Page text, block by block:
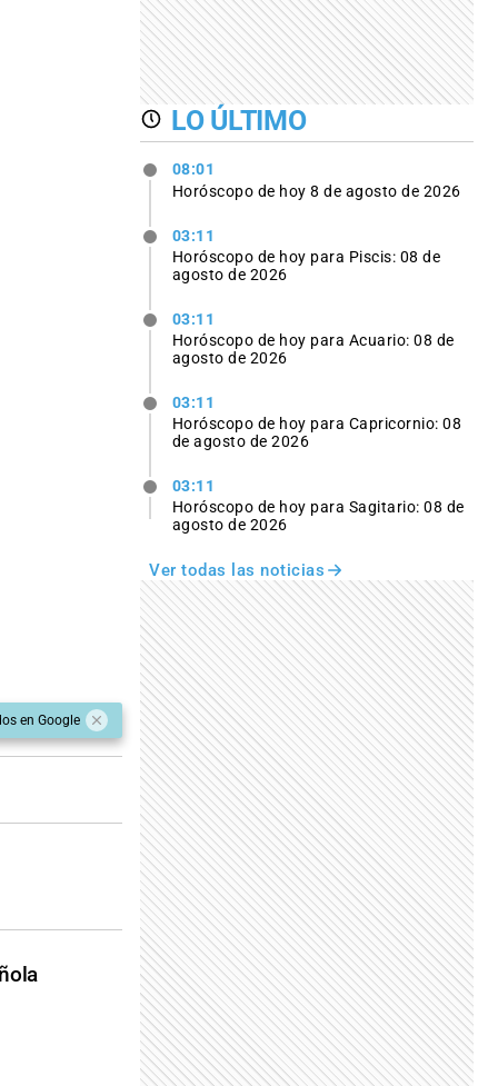
en Google
LO ÚLTIMO
08:01
Horóscopo de hoy 8 de agosto de 2026
03:11
Horóscopo de hoy para Piscis: 08 de
agosto de 2026
03:11
Horóscopo de hoy para Acuario: 08 de
agosto de 2026
03:11
Horóscopo de hoy para Capricornio: 08
de agosto de 2026
03:11
Horóscopo de hoy para Sagitario: 08 de
agosto de 2026
Ver todas las noticias